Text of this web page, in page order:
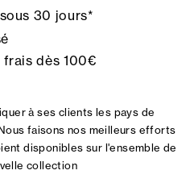
30 jours*
frais dès 100€
à ses clients les pays de
faisons nos meilleurs efforts
disponibles sur l'ensemble de
collection